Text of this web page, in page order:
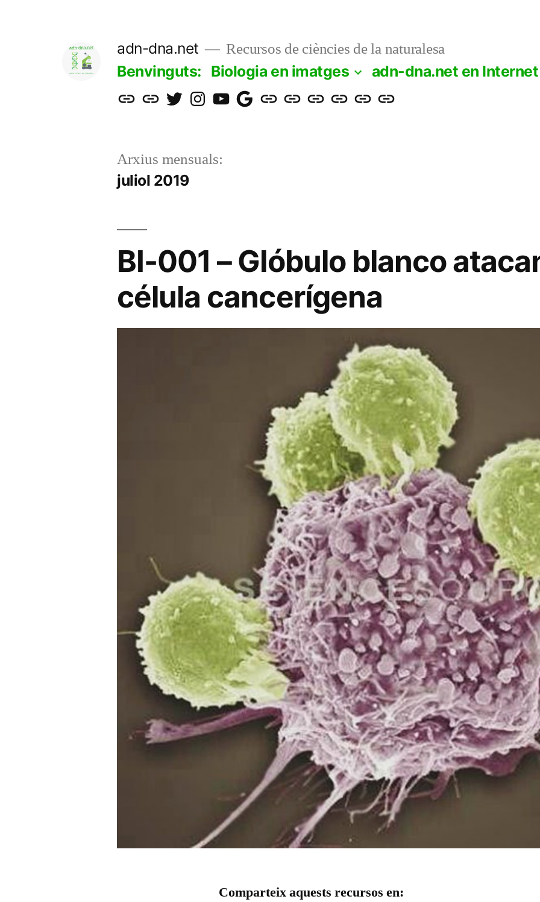
adn-dna.net Recursos de ciències de la naturalesa
Benvinguts: Biologia en imatges adn-dna.net en Internet
Aula
dna
Blog TwitterInstagram
YouTube
gmailScienceSantillana
Educamos
ClikEdu
epia Rellotge
Arxius mensuals:
juliol 2019
BI-001 – Glóbulo blanco
célula cancerígena
Comparteix aquests recursos en: